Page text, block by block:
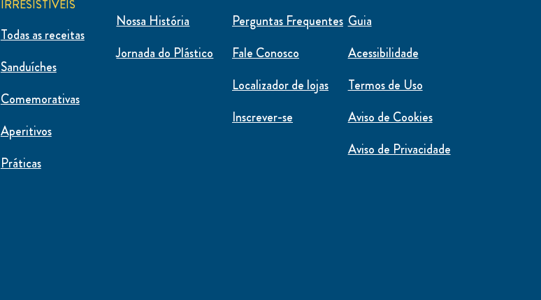
IRRESISTÍVEIS
Todas as receitas
Sanduíches
Comemorativas
Aperitivos
Práticas
Nossa História
Jornada do Plástico
Perguntas Frequentes
Fale Conosco
Localizador de lojas
Inscrever-se
Guia
Acessibilidade
Termos de Uso
Aviso de Cookies
Aviso de Privacidade